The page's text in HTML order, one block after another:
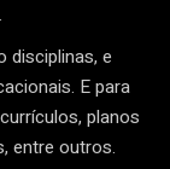
disciplinas, e
E para
planos
entre outros.